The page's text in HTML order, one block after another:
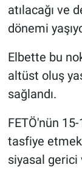
atılacağı ve
dönemi
Elbette bu
altüst oluş
sağlandı.
FETÖ'nün
tasfiye
siyasal